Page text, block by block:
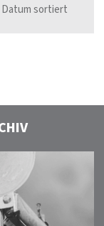
Datum sortiert